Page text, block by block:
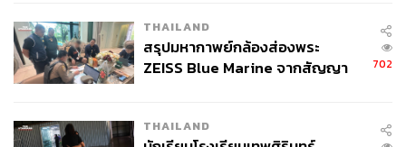
THAILAND
สรุปมหากาพย์กล้องส่องพระ
ZEISS Blue Marine จากสัญญา
จ่ายหนี้-แอบระบุแบรนด์
702
THAILAND